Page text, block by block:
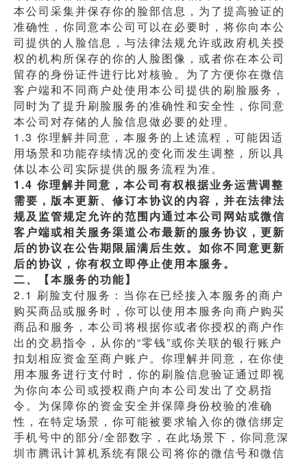
本公司采集并保存你的脸部信息，为了提高验证的
准确性，你同意本公司可以在必要时，将你向本公
司提供的人脸信息，与法律法规允许或政府机关授
权的机构所保存的你的人脸图像，或者你在本公司
留存的身份证件进行比对核验。为了方便你在微信
客户端和不同商户处使用本公司提供的刷脸服务，
同时为了提升刷脸服务的准确性和安全性，你同意
本公司对存储的人脸信息做必要的处理。
1.3 你理解并同意，本服务的上述流程，可能因适
用场景和功能存续情况的变化而发生调整，所以具
体以本公司实际提供的服务流程为准。
1.4 你理解并同意，本公司有权根据业务运营调整
需要，版本更新、修订本协议的内容，并在法律法
规及监管规定允许的范围内通过本公司网站或微信
客户端或相关服务渠道公布最新的服务协议，更新
后的协议在公告期限届满后生效。如你不同意更新
后的协议，你有权立即停止使用本服务。
二、【本服务的功能】
2.1 刷脸支付服务：当你在已经接入本服务的商户
购买商品或服务时，你可以使用本服务向商户购买
商品和服务，本公司将根据你或者你授权的商户作
出的交易指令，从你的“零钱”或你关联的银行账户
扣划相应资金至商户账户。你理解并同意，在你使
用本服务进行支付时，你的刷脸信息验证通过即视
为你向本公司或授权商户向本公司发出了交易指
令。为保障你的资金安全并保障身份校验的准确
性，在特定场景，你可能被要求输入你的微信绑定
手机号中的部分/全部数字，在此场景下，你同意深
圳市腾讯计算机系统有限公司将你的微信号和微信